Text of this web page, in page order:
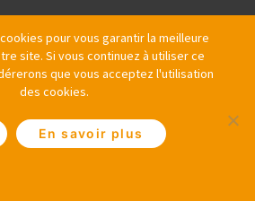
pour vous garantir la meilleure
site. Si vous continuez à utiliser ce
que vous acceptez l'utilisation
des cookies.
En savoir plus